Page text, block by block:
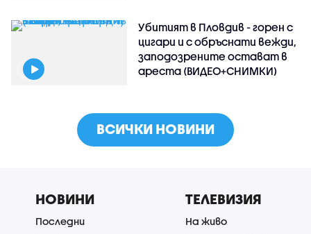
Убитият в Пловдив - горен с
цигари и с обръснати вежди,
заподозрените остават в
ареста (ВИДЕО+СНИМКИ)
ВСИЧКИ НОВИНИ
НОВИНИ
Последни
ТЕЛЕВИЗИЯ
На живо